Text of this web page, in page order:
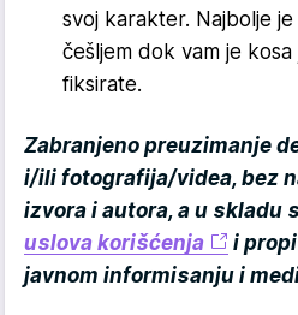
svoj karakter. Najbolje
češljem dok vam je
fiksirate.
Zabranjeno preuzimanje
i/ili fotografija/videa, bez
izvora i autora, a u skladu
uslova korišćenja
i
javnom informisanju i